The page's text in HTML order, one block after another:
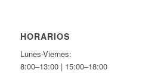
HORARIOS
Lunes-Viernes:
8:00–13:00 | 15:00–18:00